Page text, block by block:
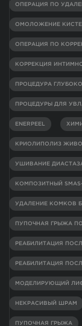
ОПЕРАЦИЯ ПО
ОМОЛОЖЕНИЕ
ОПЕРАЦИЯ ПО
КОРРЕКЦИЯ
ПРОЦЕДУРА
ПРОЦЕДУРЫ ДЛЯ
ENERPEEL
КРИОЛИПОЛИЗ
УШИВАНИЕ
КОМПОЗИТНЫЙ
УДАЛЕНИЕ КОМКОВ
ПУПОЧНАЯ ГРЫЖА
РЕАБИЛИТАЦИЯ
РЕАБИЛИТАЦИЯ
МОДЕЛИРУЮЩИЙ
НЕКРАСИВЫЙ ШРАМ
ПУПОЧНАЯ ГРЫЖА